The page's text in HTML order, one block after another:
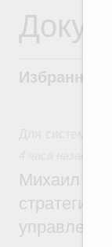
Избранные
Для
Михаил